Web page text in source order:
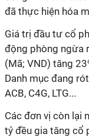
đã thực hiện hóa
Giá trị đầu tư cổ
động phòng ngừa
(Mã; VND) tăng
Danh mục đang
ACB, C4G, LTG...
Các đơn vị còn lại
tỷ đều gia tăng cổ